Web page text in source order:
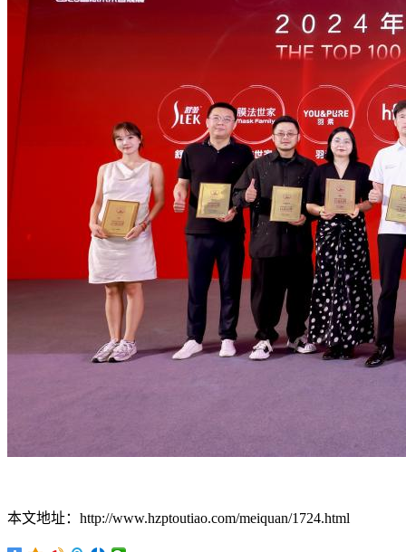
本文地址：http://www.hzptoutiao.com/meiquan/1724.html